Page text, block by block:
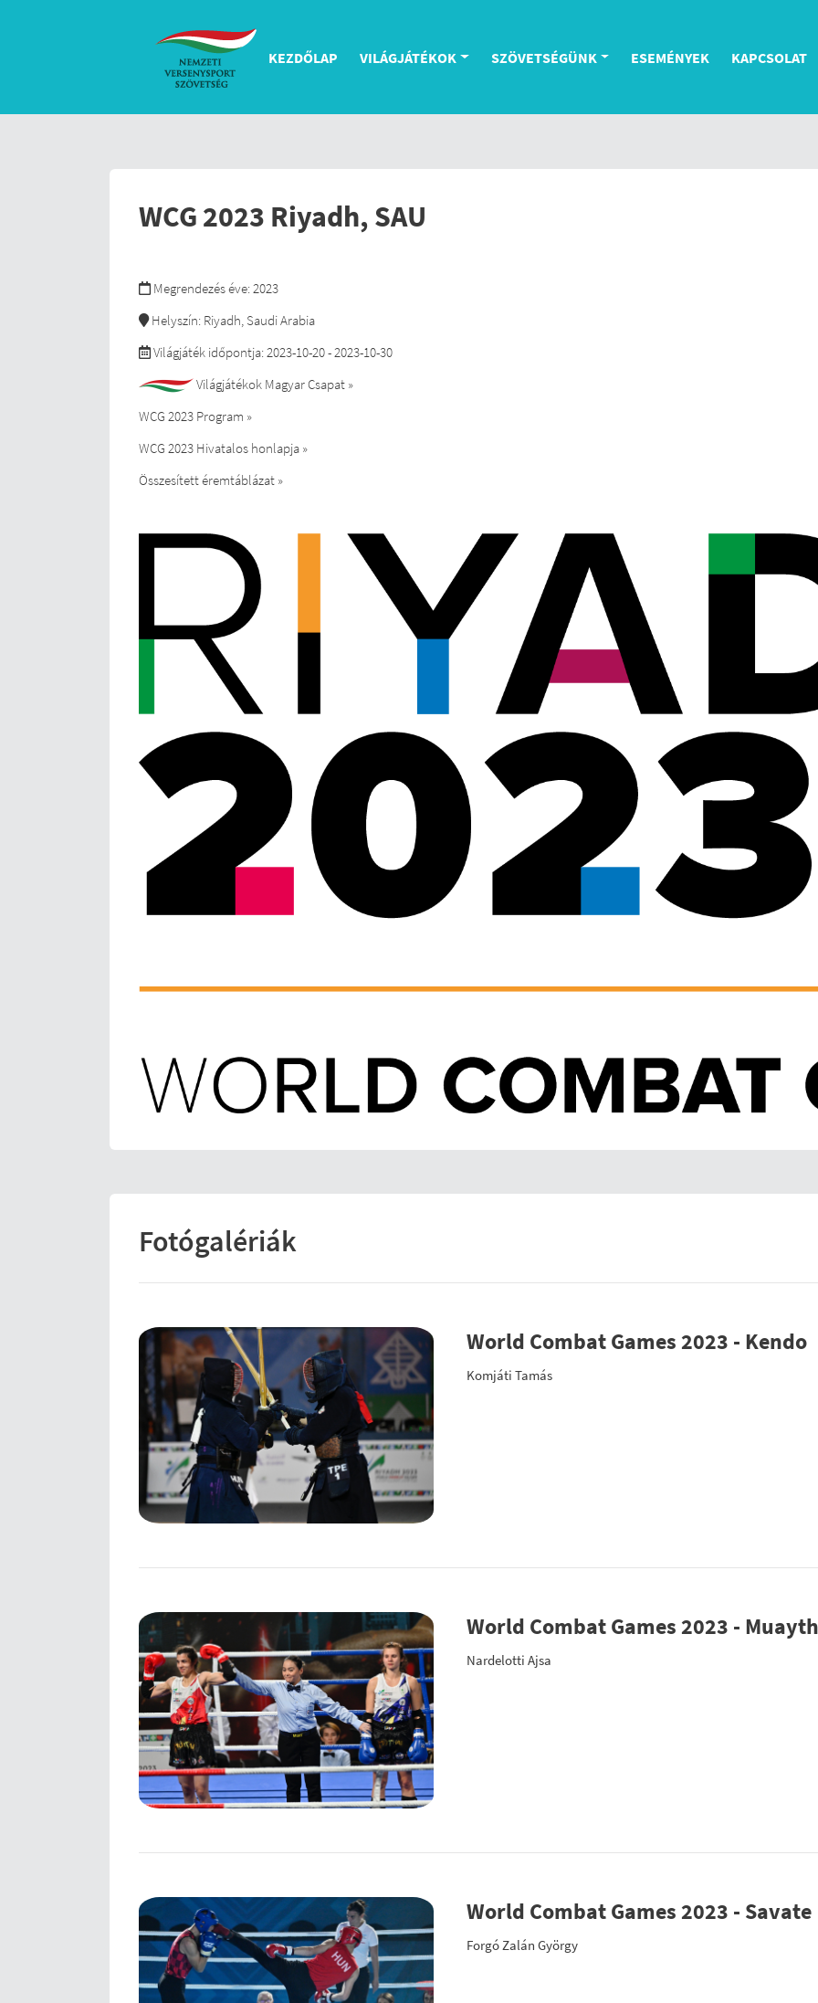
KEZDŐLAP VILÁGJÁTÉKOK SZÖVETSÉGÜNK ESEMÉNYEK KAPCSOLAT
WCG 2023 Riyadh, SAU
Megrendezés éve: 2023
Helyszín: Riyadh, Saudi Arabia
Világjáték időpontja: 2023-10-20 - 2023-10-30
Világjátékok Magyar Csapat »
WCG 2023 Program »
WCG 2023 Hivatalos honlapja »
Összesített éremtáblázat »
Fotógalériák
World Combat Games 2023 - Kendo
Komjáti Tamás
World Combat Games 2023 -
Nardelotti Ajsa
World Combat Games 2023 - Savate
Forgó Zalán György